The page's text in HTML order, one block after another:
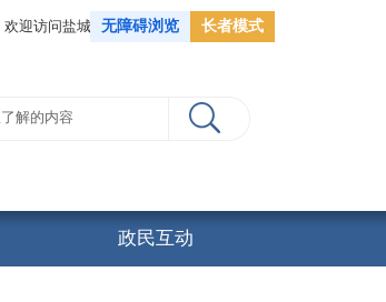
欢迎访问盐城市人力资源和社会保障局
政民互动
无障碍浏览 长者模式